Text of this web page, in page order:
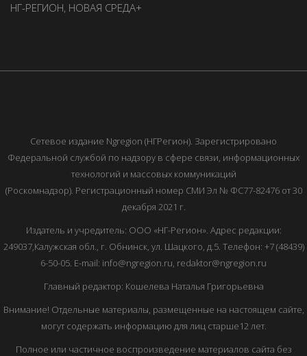
НГ-РЕГИОН, НОВАЯ СРЕДА+
Сетевое издание Ngregion (НГРегион). Зарегистрировано
Федеральной службой по надзору в сфере связи, информационных
технологий и массовых коммуникаций
(Роскомнадзор). Регистрационный номер СМИ Эл № ФС77-82476 от 30
декабря 2021 г.
Издатель и учредитель: ООО «НГ-Регион». Адрес редакции:
249037,Калужская обл., г. Обнинск, ул. Шацкого, д.5. Телефон: +7 (48439)
6-50-05. E-mail: info@ngregion.ru, redaktor@ngregion.ru
Главный редактор: Кошелева Наталья Григорьевна
Внимание! Отдельные материалы, размещенные на настоящем сайте,
могут содержать информацию для лиц старше12 лет.
Полное или частичное воспроизведение материалов сайта без